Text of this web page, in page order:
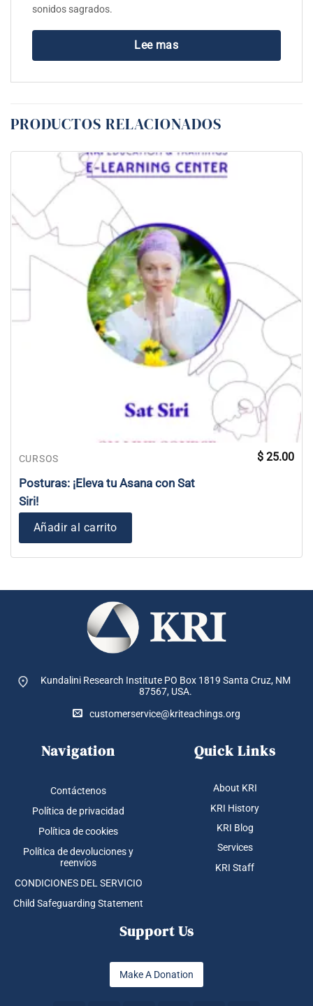
sonidos sagrados.
Lee mas
PRODUCTOS RELACIONADOS
CURSOS
Posturas: ¡Eleva tu Asana con Sat
Siri!
$ 25.00
Añadir al carrito
Kundalini Research Institute PO Box 1819 Santa Cruz, NM
87567, USA.
customerservice@kriteachings.org
Navigation
Contáctenos
Política de privacidad
Política de cookies
Política de devoluciones y
reenvíos
CONDICIONES DEL SERVICIO
Child Safeguarding Statement
Quick Links
About KRI
KRI History
KRI Blog
Services
KRI Staff
Support Us
Make A Donation